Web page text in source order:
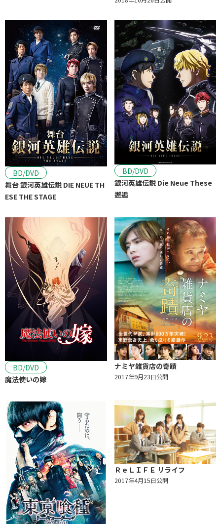
BD/DVD
舞台 銀河英雄伝説 DIE NEUE TH
ESE THE STAGE
BD/DVD
銀河英雄伝説 Die Neue These
邂逅
BD/DVD
魔法使いの嫁
ナミヤ雑貨店の奇蹟
2017年9月23日公開
ＲｅＬＩＦＥ リライフ
2017年4月15日公開